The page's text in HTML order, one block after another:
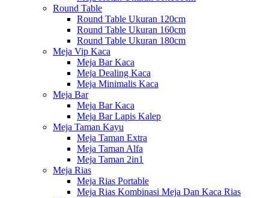
Round Table
Round Table Ukuran 120cm
Round Table Ukuran 160cm
Round Table Ukuran 180cm
Meja Vip Kaca
Meja Bar Kaca
Meja Dealing Kaca
Meja Minimalis Kaca
Meja Bar
Meja Bar Kaca
Meja Bar Lapis Kalep
Meja Taman Kayu
Meja Taman Extra
Meja Taman Alfa
Meja Taman 2in1
Meja Rias
Meja Rias Portable
Meja Rias Kombinasi Meja Dan Kaca Rias